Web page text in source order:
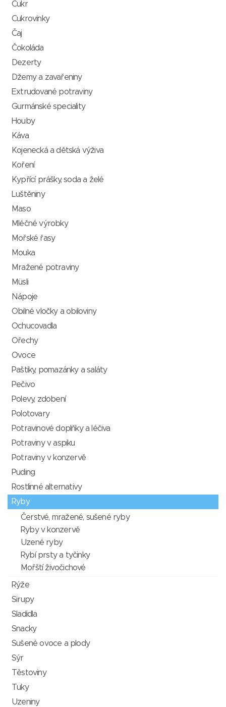
Cukr
Cukrovinky
Čaj
Čokoláda
Dezerty
Džemy a zavařeniny
Extrudované potraviny
Gurmánské speciality
Houby
Káva
Kojenecká a dětská výživa
Koření
Kypřící prášky, soda a želé
Luštěniny
Maso
Mléčné výrobky
Mořské řasy
Mouka
Mražené potraviny
Müsli
Nápoje
Obilné vločky a obiloviny
Ochucovadla
Ořechy
Ovoce
Paštiky, pomazánky a saláty
Pečivo
Polevy, zdobení
Polotovary
Potravinové doplňky a léčiva
Potraviny v aspiku
Potraviny v konzervě
Puding
Rostlinné alternativy
Ryby
Čerstvé, mražené, sušené ryby
Ryby v konzervě
Uzené ryby
Rybí prsty a tyčinky
Mořští živočichové
Rýže
Sirupy
Sladidla
Snacky
Sušené ovoce a plody
Sýr
Těstoviny
Tuky
Uzeniny